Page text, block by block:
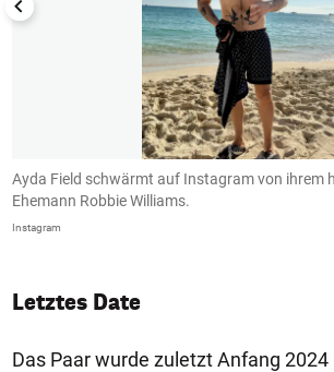
Ayda Field schwärmt auf Instagram von ihrem
Ehemann Robbie Williams.
Instagram
Letztes Date
Das Paar wurde zuletzt Anfang 2024